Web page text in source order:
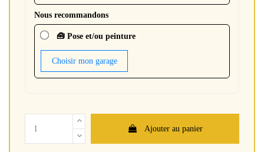
Nous recommandons
🧰 Pose et/ou peinture
Choisir mon garage
Ajouter au panier